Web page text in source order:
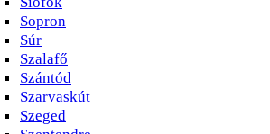
Sopron
Súr
Szalafő
Szántód
Szarvaskút
Szeged